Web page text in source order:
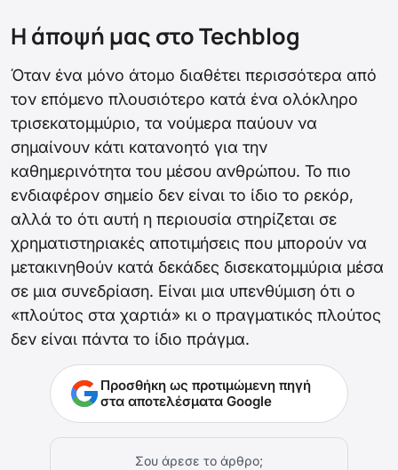
Η άποψή μας στο Techblog
Όταν ένα μόνο άτομο διαθέτει περισσότερα από
τον επόμενο πλουσιότερο κατά ένα ολόκληρο
τρισεκατομμύριο, τα νούμερα παύουν να
σημαίνουν κάτι κατανοητό για την
καθημερινότητα του μέσου ανθρώπου. Το πιο
ενδιαφέρον σημείο δεν είναι το ίδιο το ρεκόρ,
αλλά το ότι αυτή η περιουσία στηρίζεται σε
χρηματιστηριακές αποτιμήσεις που μπορούν να
μετακινηθούν κατά δεκάδες δισεκατομμύρια μέσα
σε μια συνεδρίαση. Είναι μια υπενθύμιση ότι ο
«πλούτος στα χαρτιά» κι ο πραγματικός πλούτος
δεν είναι πάντα το ίδιο πράγμα.
Προσθήκη ως προτιμώμενη πηγή
στα αποτελέσματα Google
Σου άρεσε το άρθρο;